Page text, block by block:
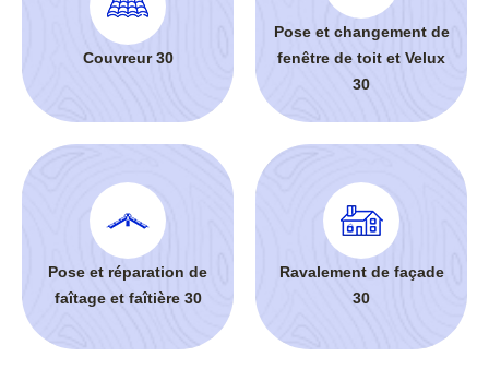
Couvreur 30
Pose et changement de
fenêtre de toit et Velux
30
Pose et réparation de
faîtage et faîtière 30
Ravalement de façade
30